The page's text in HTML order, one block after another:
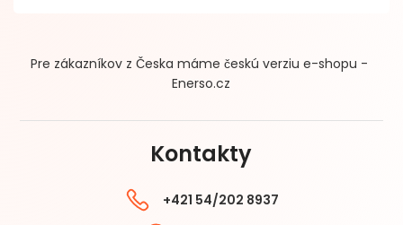
Pre zákazníkov z Česka máme českú verziu e-shopu -
Enerso.cz
Kontakty
+421 54/202 8937